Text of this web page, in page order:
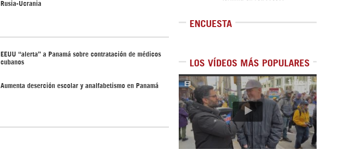
Rusia-Ucrania
EEUU “alerta” a Panamá sobre contratación de médicos
cubanos
Aumenta deserción escolar y analfabetismo en Panamá
ENCUESTA
LOS VÍDEOS MÁS POPULARES
1de5